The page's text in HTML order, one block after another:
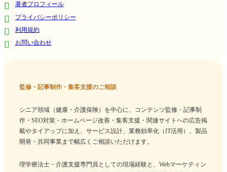
著者プロフィール
プライバシーポリシー
利用規約
お問い合わせ
監修・記事制作・集客支援のご相談
シニア領域（健康・介護保険）を中心に、コンテンツ監修・記事制
作・SEO対策・ホームページ改善・集客支援・関連サイトへの広告掲
載やタイアップに加え、サービス設計、業務効率化（IT活用）、製品
開発・共同事業まで幅広くご相談いただけます。
理学療法士・介護支援専門員としての現場経験と、Webマーケティン